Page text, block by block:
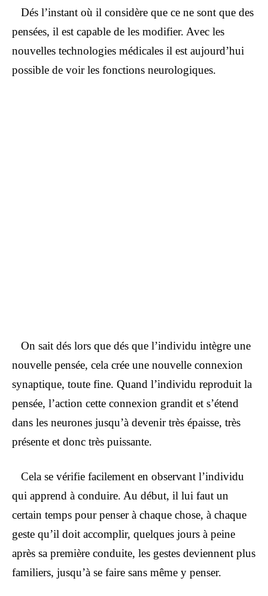
Dés l’instant où il considère que ce ne sont que des
pensées, il est capable de les modifier. Avec les
nouvelles technologies médicales il est aujourd’hui
possible de voir les fonctions neurologiques.
On sait dés lors que dés que l’individu intègre une
nouvelle pensée, cela crée une nouvelle connexion
synaptique, toute fine. Quand l’individu reproduit la
pensée, l’action cette connexion grandit et s’étend
dans les neurones jusqu’à devenir très épaisse, très
présente et donc très puissante.
Cela se vérifie facilement en observant l’individu
qui apprend à conduire. Au début, il lui faut un
certain temps pour penser à chaque chose, à chaque
geste qu’il doit accomplir, quelques jours à peine
après sa première conduite, les gestes deviennent plus
familiers, jusqu’à se faire sans même y penser.